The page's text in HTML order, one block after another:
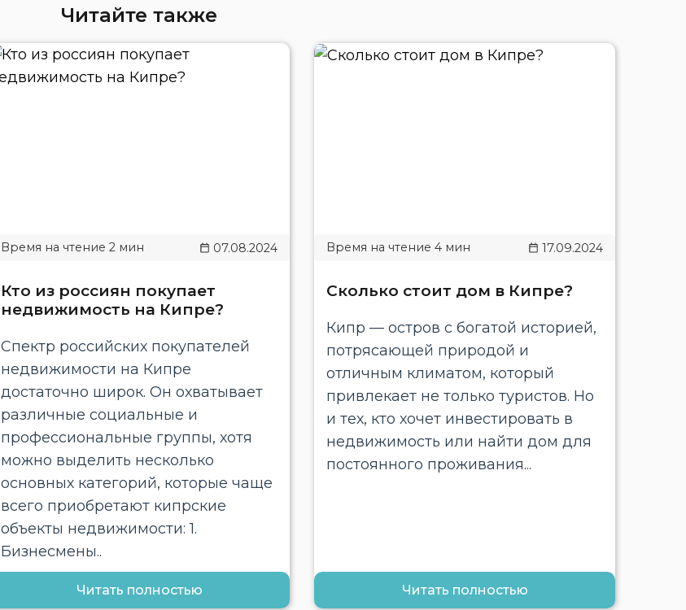
Читайте также
07.08.2024
Кто из россиян покупает
недвижимость на Кипре?
Спектр российских покупателей
недвижимости на Кипре
достаточно широк. Он охватывает
различные социальные и
профессиональные группы, хотя
можно выделить несколько
основных категорий, которые чаще
всего приобретают кипрские
объекты недвижимости: 1.
Бизнесмены..
Читать полностью
17.09.2024
Сколько стоит дом в Кипре?
Кипр — остров с богатой историей,
потрясающей природой и
отличным климатом, который
привлекает не только туристов. Но
и тех, кто хочет инвестировать в
недвижимость или найти дом для
постоянного проживания...
Читать полностью